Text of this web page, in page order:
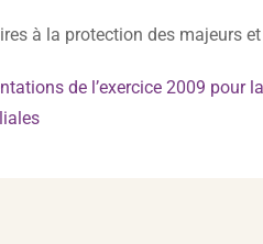
à la protection des majeurs
de l’exercice 2009